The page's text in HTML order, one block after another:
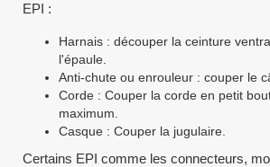
EPI :
Harnais : découper la ceinture
l'épaule.
Anti-chute ou enrouleur : couper le
Corde : Couper la corde en petit
maximum.
Casque : Couper la jugulaire.
Certains EPI comme les connecteurs,